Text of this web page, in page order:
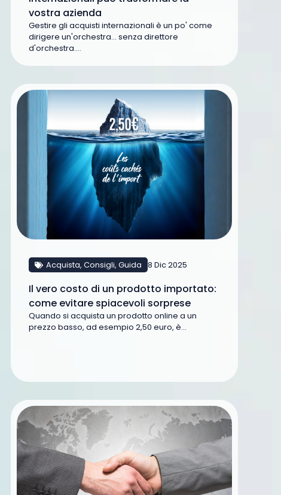
vostra azienda
Gestire gli acquisti internazionali è un po' come
dirigere un'orchestra... senza direttore
d'orchestra....
Acquista, Consigli, Guida 8 Dic 2025
Il vero costo di un prodotto importato:
come evitare spiacevoli sorprese
Quando si acquista un prodotto online a un
prezzo basso, ad esempio 2,50 euro, è...